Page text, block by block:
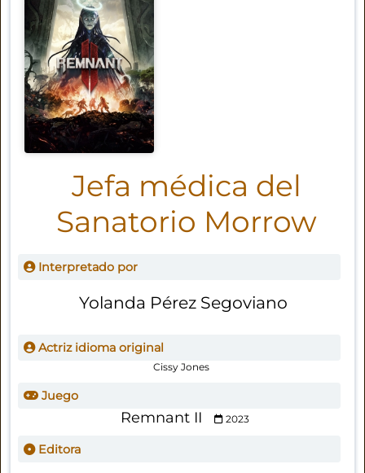
Jefa médica del
Sanatorio Morrow
Interpretado por
Yolanda Pérez Segoviano
Actriz idioma original
Cissy Jones
Juego
Remnant II 2023
Editora